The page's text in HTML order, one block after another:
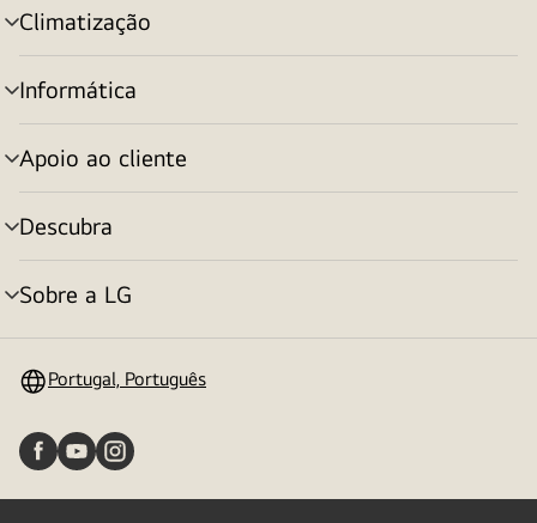
Climatização
alternar
menu
Informática
alternar
menu
Apoio ao cliente
alternar
menu
Descubra
alternar
menu
Sobre a LG
alternar
Portugal, Português